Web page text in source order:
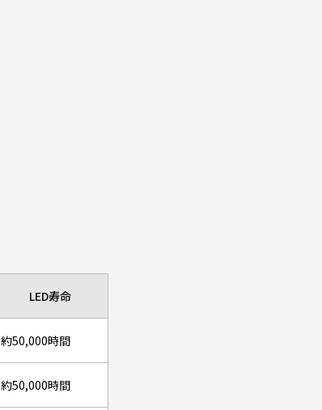
LED寿命
約50,000時間
約50,000時間